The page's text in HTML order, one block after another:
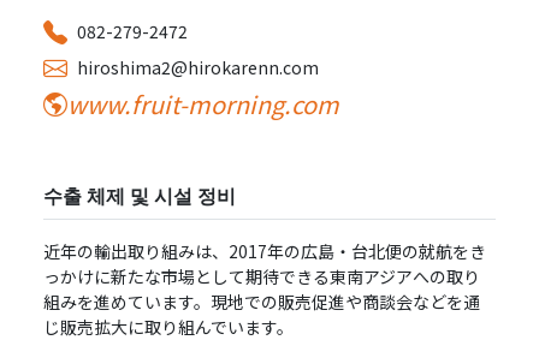
082-279-2472
hiroshima2@hirokarenn.com
www.fruit-morning.com
수출 체제 및 시설 정비
近年の輸出取り組みは、2017年の広島・台北便の就航をき
っかけに新たな市場として期待できる東南アジアへの取り
組みを進めています。現地での販売促進や商談会などを通
じ販売拡⼤に取り組んでいます。